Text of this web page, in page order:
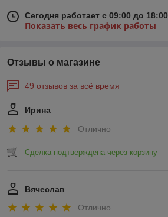
Сегодня работает с 09:00 до 18:00
Показать весь график работы
Отзывы о магазине
49 отзывов за всё время
Ирина
Отлично
Сделка подтверждена через корзину
Вячеслав
Отлично